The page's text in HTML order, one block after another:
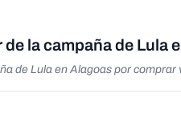
la campaña de Lula
de Lula en Alagoas por comprar